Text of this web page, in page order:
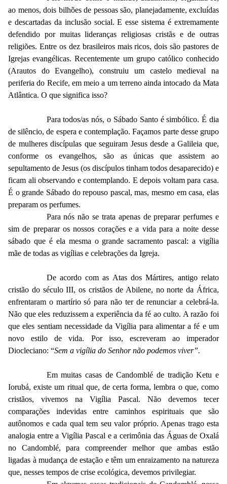
ao menos, dois bilhões de pessoas são, planejadamente, excluídas
e descartadas da inclusão social. E esse sistema é extremamente
defendido por muitas lideranças religiosas cristãs e de outras
religiões. Entre os dez brasileiros mais ricos, dois são pastores de
Igrejas evangélicas. Recentemente um grupo católico conhecido
(Arautos do Evangelho), construiu um castelo medieval na
periferia do Recife, em meio a um terreno ainda intocado da Mata
Atlântica. O que significa isso?
Para todos/as nós, o Sábado Santo é simbólico. É dia
de silêncio, de espera e contemplação. Façamos parte desse grupo
de mulheres discípulas que seguiram Jesus desde a Galileia que,
conforme os evangelhos, são as únicas que assistem ao
sepultamento de Jesus (os discípulos tinham todos desaparecido) e
ficam ali observando e contemplando. E depois voltam para casa.
É o grande Sábado do repouso pascal, mas, mesmo em casa, elas
preparam os perfumes.
Para nós não se trata apenas de preparar perfumes e
sim de preparar os nossos corações e a vida para a noite desse
sábado que é ela mesma o grande sacramento pascal: a vigília
mãe de todas as vigílias e celebrações da Igreja.
De acordo com as Atas dos Mártires, antigo relato
cristão do século III, os cristãos de Abilene, no norte da África,
enfrentaram o martírio só para não ter de renunciar a celebrá-la.
Não que eles reduzissem a experiência da fé ao culto. A razão foi
que eles sentiam necessidade da Vigília para alimentar a fé e um
novo estilo de vida. Por isso, escreveram ao imperador
Diocleciano: “Sem a vigília do Senhor não podemos viver”.
Em muitas casas de Candomblé de tradição Ketu e
Iorubá, existe um ritual que, de certa forma, lembra o que, como
cristãos, vivemos na Vigília Pascal. Não devemos tecer
comparações indevidas entre caminhos espirituais que são
autônomos e cada qual tem seu valor próprio. Apenas trago esta
analogia entre a Vigília Pascal e a cerimônia das Águas de Oxalá
no Candomblé, para compreender melhor que ambas estão
ligadas à mudança de estação e têm um enraizamento na natureza
que, nesses tempos de crise ecológica, devemos privilegiar.